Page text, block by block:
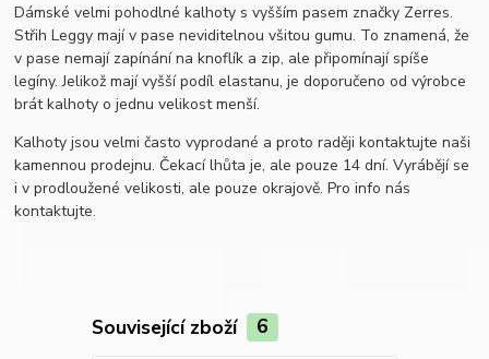
Dámské velmi pohodlné kalhoty s vyšším pasem značky Zerres.
Střih Leggy mají v pase neviditelnou všitou gumu. To znamená, že
v pase nemají zapínání na knoflík a zip, ale připomínají spíše
legíny. Jelikož mají vyšší podíl elastanu, je doporučeno od výrobce
brát kalhoty o jednu velikost menší.
Kalhoty jsou velmi často vyprodané a proto raději kontaktujte naši
kamennou prodejnu. Čekací lhůta je, ale pouze 14 dní. Vyrábějí se
i v prodloužené velikosti, ale pouze okrajově. Pro info nás
kontaktujte.
Související zboží 6